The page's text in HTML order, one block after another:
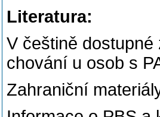
Literatura:
V češtině
chování u osob s
Zahraniční